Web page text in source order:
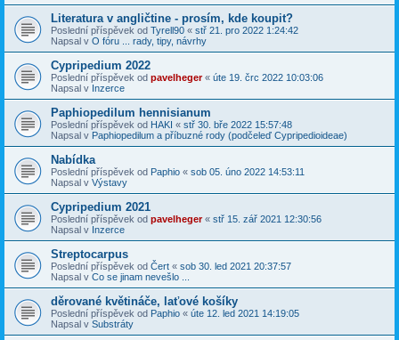
Literatura v angličtine - prosím, kde koupit?
Poslední příspěvek od Tyrell90 « stř 21. pro 2022 1:24:42
Napsal v O fóru ... rady, tipy, návrhy
Cypripedium 2022
Poslední příspěvek od pavelheger« úte 19. črc 2022 10:03:06
Napsal v Inzerce
Paphiopedilum hennisianum
Poslední příspěvek od HAKI « stř 30. bře 2022 15:57:48
Napsal v Paphiopedilum a příbuzné rody (podčeleď Cypripedioideae)
Nabídka
Poslední příspěvek od Paphio « sob 05. úno 2022 14:53:11
Napsal v Výstavy
Cypripedium 2021
Poslední příspěvek od pavelheger« stř 15. zář 2021 12:30:56
Napsal v Inzerce
Streptocarpus
Poslední příspěvek od Čert « sob 30. led 2021 20:37:57
Napsal v Co se jinam nevešlo ...
děrované květináče, laťové košíky
Poslední příspěvek od Paphio « úte 12. led 2021 14:19:05
Napsal v Substráty